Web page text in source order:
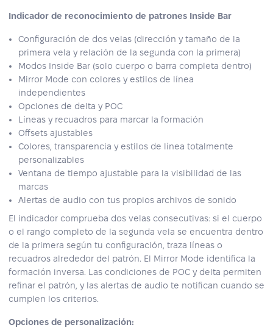
Indicador de reconocimiento de patrones Inside Bar
Configuración de dos velas (dirección y tamaño de la
primera vela y relación de la segunda con la primera)
Modos Inside Bar (solo cuerpo o barra completa dentro)
Mirror Mode con colores y estilos de línea
independientes
Opciones de delta y POC
Líneas y recuadros para marcar la formación
Offsets ajustables
Colores, transparencia y estilos de línea totalmente
personalizables
Ventana de tiempo ajustable para la visibilidad de las
marcas
Alertas de audio con tus propios archivos de sonido
El indicador comprueba dos velas consecutivas: si el cuerpo
o el rango completo de la segunda vela se encuentra dentro
de la primera según tu configuración, traza líneas o
recuadros alrededor del patrón. El Mirror Mode identifica la
formación inversa. Las condiciones de POC y delta permiten
refinar el patrón, y las alertas de audio te notifican cuando se
cumplen los criterios.
Opciones de personalización: